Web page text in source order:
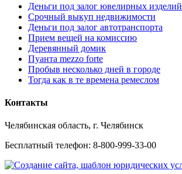
Деньги под залог ювелирных изделий
Срочный выкуп недвижимости
Деньги под залог автотранспорта
Прием вещей на комиссию
Деревянный домик
Пуанта mezzo forte
Пробыв несколько дней в городе
Тогда как в те времена ремеслом
Контакты
Челябинская область, г. Челябинск
Бесплатный телефон: 8-800-999-33-00